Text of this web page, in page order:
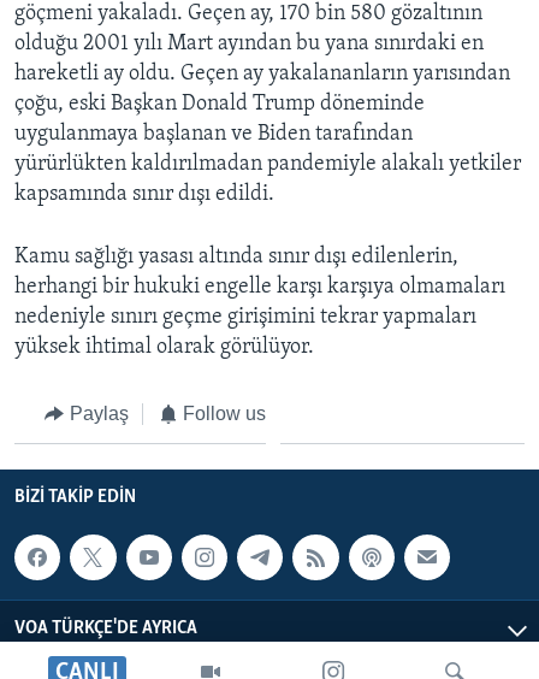
CANLI
göçmeni yakaladı. Geçen ay, 170 bin 580 gözaltının
olduğu 2001 yılı Mart ayından bu yana sınırdaki en
hareketli ay oldu. Geçen ay yakalananların yarısından
çoğu, eski Başkan Donald Trump döneminde
uygulanmaya başlanan ve Biden tarafından
yürürlükten kaldırılmadan pandemiyle alakalı yetkiler
kapsamında sınır dışı edildi.
Kamu sağlığı yasası altında sınır dışı edilenlerin,
herhangi bir hukuki engelle karşı karşıya olmamaları
nedeniyle sınırı geçme girişimini tekrar yapmaları
yüksek ihtimal olarak görülüyor.
Paylaş Follow us
BIZI TAKIP EDIN
VOA TÜRKÇE'DE AYRICA